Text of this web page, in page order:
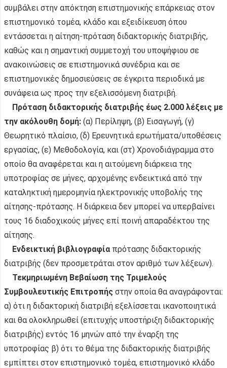
συμβάλει στην απόκτηση επιστημονικής επάρκειας στον
επιστημονικό τομέα, κλάδο και εξειδίκευση όπου
εντάσσεται η αίτηση-πρόταση διδακτορικής διατριβής,
καθώς και η σημαντική συμμετοχή του υποψήφιου σε
ανακοινώσεις σε επιστημονικά συνέδρια και σε
επιστημονικές δημοσιεύσεις σε έγκριτα περιοδικά με
συνάφεια ως προς την εξελισσόμενη διατριβή.
Πρόταση διδακτορικής διατριβής έως 2.000 λέξεις με
την ακόλουθη δομή: (α) Περίληψη, (β) Εισαγωγή, (γ)
Θεωρητικό πλαίσιο, (δ) Ερευνητικά ερωτήματα/υποθέσεις
εργασίας, (ε) Μεθοδολογία, και (στ) Χρονοδιάγραμμα στο
οποίο θα αναφέρεται και η αιτούμενη διάρκεια της
υποτροφίας σε μήνες, αρχομένης ενδεικτικά από την
καταληκτική ημερομηνία ηλεκτρονικής υποβολής της
αίτησης-πρότασης. Η διάρκεια δεν μπορεί να υπερβαίνει
τους 16 διαδοχικούς μήνες επί ποινή απαραδέκτου της
αίτησης.
Ενδεικτική βιβλιογραφία πρότασης διδακτορικής
διατριβής (δεν προσμετράται στον αριθμό των λέξεων).
Τεκμηριωμένη Βεβαίωση της Τριμελούς
Συμβουλευτικής Επιτροπής στην οποία θα αναγράφονται:
α) ότι η διδακτορική διατριβή εξελίσσεται ικανοποιητικά
και θα ολοκληρωθεί (επιτυχής υποστήριξη διδακτορικής
διατριβής) εντός 16 μηνών από την έναρξη της
υποτροφίας β) ότι το θέμα της διδακτορικής διατριβής
εμπίπτει στον επιστημονικό τομέα, επιστημονικό κλάδο